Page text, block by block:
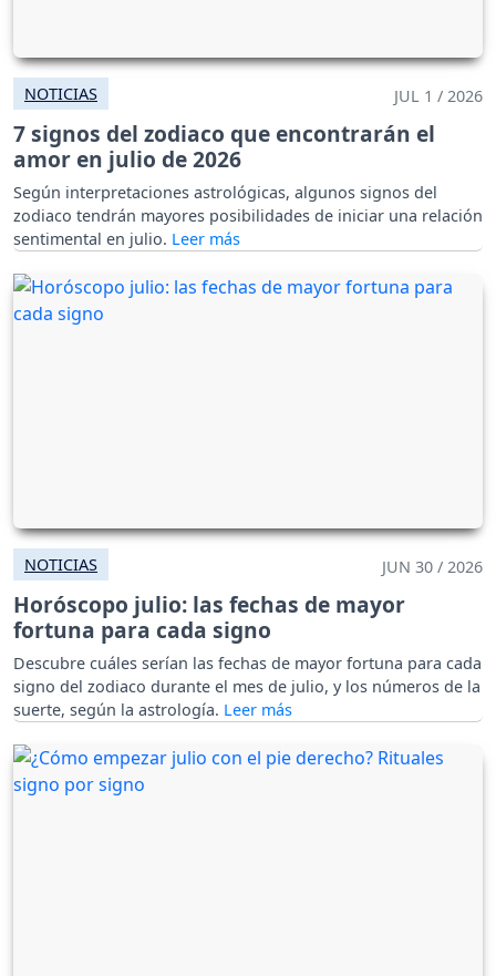
NOTICIAS JUL 1 / 2026
7 signos del zodiaco que encontrarán el
amor en julio de 2026
Según interpretaciones astrológicas, algunos signos del
zodiaco tendrán mayores posibilidades de iniciar una relación
sentimental en julio.
NOTICIAS JUN 30 / 2026
Horóscopo julio: las fechas de mayor
fortuna para cada signo
Descubre cuáles serían las fechas de mayor fortuna para cada
signo del zodiaco durante el mes de julio, y los números de la
suerte, según la astrología.